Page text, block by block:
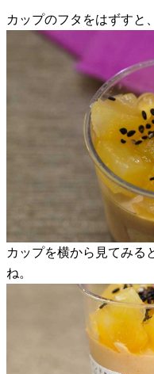
カップのフタをはずすと
カップを横から見てみる
ね。